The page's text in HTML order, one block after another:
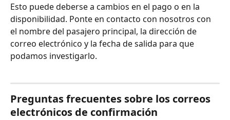
Esto puede deberse a cambios en el pago o en la
disponibilidad. Ponte en contacto con nosotros con
el nombre del pasajero principal, la dirección de
correo electrónico y la fecha de salida para que
podamos investigarlo.
Preguntas frecuentes sobre los correos
electrónicos de confirmación